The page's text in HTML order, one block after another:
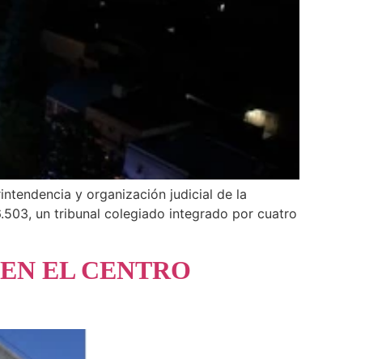
y organización judicial de la
un tribunal colegiado integrado por cuatro
EL CENTRO